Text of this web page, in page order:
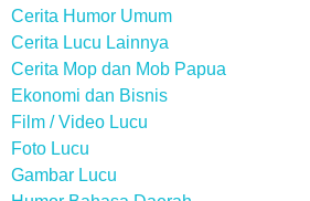
Cerita Humor Umum
Cerita Lucu Lainnya
Cerita Mop dan Mob Papua
Ekonomi dan Bisnis
Film / Video Lucu
Foto Lucu
Gambar Lucu